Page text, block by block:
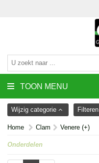
TOON MENU
Wijzig categorie Filteren
Home Clam Venere (+)
Onderdelen